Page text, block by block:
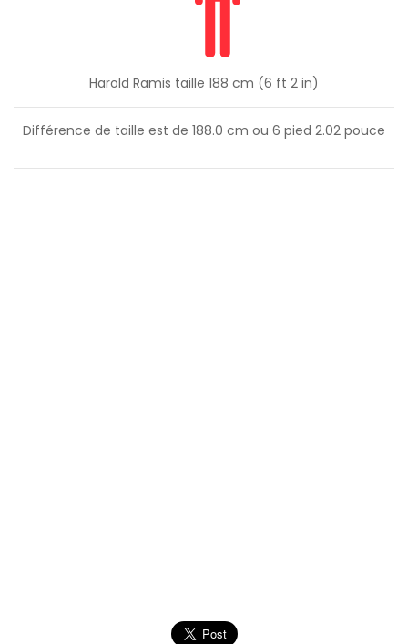
Harold Ramis taille 188 cm (6 ft 2 in)
Différence de taille est de 188.0 cm ou 6 pied 2.02 pouce